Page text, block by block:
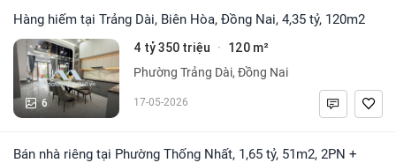
Hàng hiếm tại Trảng Dài, Biên Hòa, Đồng Nai, 4,35 tỷ, 120m2
6
4 tỷ 350 triệu · 120 m²
Phường Trảng Dài, Đồng Nai
17-05-2026
Bán nhà riêng tại Phường Thống Nhất, 1,65 tỷ, 51m2, 2PN +